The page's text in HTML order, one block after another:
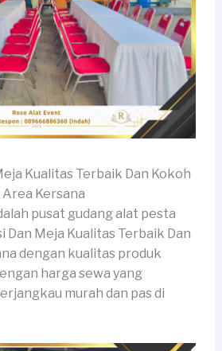
Kualitas Terbaik Dan Kokoh
Area Kersana
pusat gudang alat pesta
Dan Meja Kualitas Terbaik Dan
dengan kualitas produk
harga sewa yang
murah dan pas di